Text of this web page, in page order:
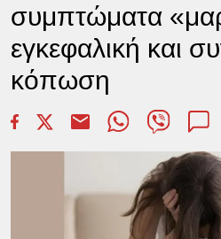
συμπτώματα
εγκεφαλική και
κόπωση